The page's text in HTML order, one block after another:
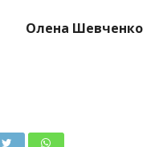
Олена Шевченко